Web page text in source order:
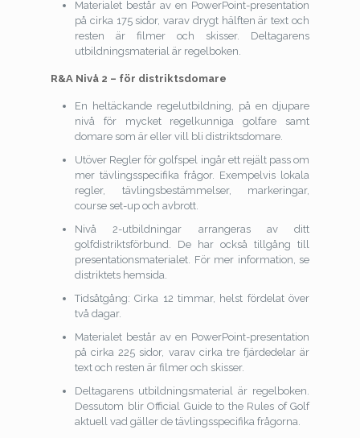
Materialet består av en PowerPoint-presentation
på cirka 175 sidor, varav drygt hälften är text och
resten är filmer och skisser. Deltagarens
utbildningsmaterial är regelboken.
R&A Nivå 2 – för distriktsdomare
En heltäckande regelutbildning, på en djupare
nivå för mycket regelkunniga golfare samt
domare som är eller vill bli distriktsdomare.
Utöver Regler för golfspel ingår ett rejält pass om
mer tävlingsspecifika frågor. Exempelvis lokala
regler, tävlingsbestämmelser, markeringar,
course set-up och avbrott.
Nivå 2-utbildningar arrangeras av ditt
golfdistriktsförbund. De har också tillgång till
presentationsmaterialet. För mer information, se
distriktets hemsida.
Tidsåtgång: Cirka 12 timmar, helst fördelat över
två dagar.
Materialet består av en PowerPoint-presentation
på cirka 225 sidor, varav cirka tre fjärdedelar är
text och resten är filmer och skisser.
Deltagarens utbildningsmaterial är regelboken.
Dessutom blir Official Guide to the Rules of Golf
aktuell vad gäller de tävlingsspecifika frågorna.